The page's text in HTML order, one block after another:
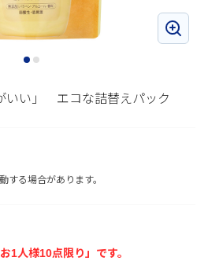
いい」 エコな詰替えパック
する場合があります。
1人様10点限り」です。